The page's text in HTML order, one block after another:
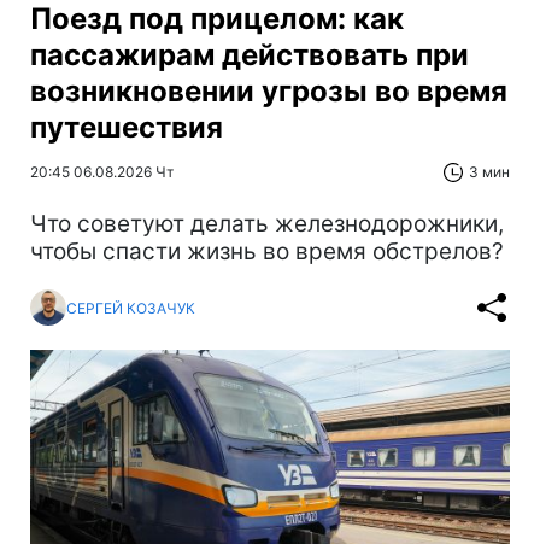
Поезд под прицелом: как
пассажирам действовать при
возникновении угрозы во время
путешествия
20:45 06.08.2026 Чт 3 мин
Что советуют делать железнодорожники,
чтобы спасти жизнь во время обстрелов?
СЕРГЕЙ КОЗАЧУК